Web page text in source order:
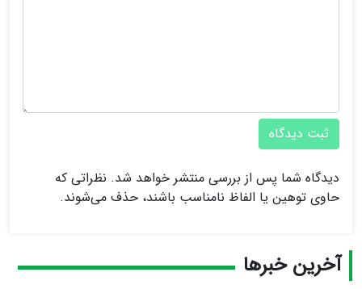
ثبت دیدگاه
دیدگاه شما پس از بررسی منتشر خواهد شد. نظراتی که
حاوی توهین یا الفاظ نامناسب باشند، حذف می‌شوند.
آخرین خبرها